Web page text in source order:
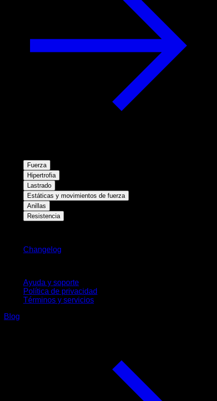
Fuerza
Hipertrofia
Lastrado
Estáticas y movimientos de fuerza
Anillas
Resistencia
Changelog
Ayuda y soporte
Política de privacidad
Términos y servicios
Blog